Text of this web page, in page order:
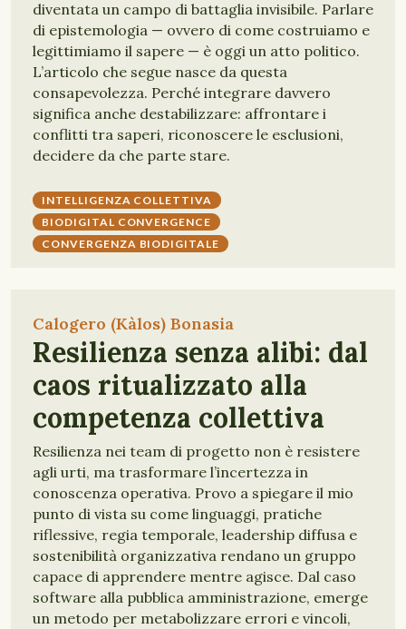
diventata un campo di battaglia invisibile. Parlare
di epistemologia — ovvero di come costruiamo e
legittimiamo il sapere — è oggi un atto politico.
L’articolo che segue nasce da questa
consapevolezza. Perché integrare davvero
significa anche destabilizzare: affrontare i
conflitti tra saperi, riconoscere le esclusioni,
decidere da che parte stare.
INTELLIGENZA COLLETTIVA
BIODIGITAL CONVERGENCE
CONVERGENZA BIODIGITALE
Calogero (Kàlos) Bonasia
Resilienza senza alibi: dal
caos ritualizzato alla
competenza collettiva
Resilienza nei team di progetto non è resistere
agli urti, ma trasformare l’incertezza in
conoscenza operativa. Provo a spiegare il mio
punto di vista su come linguaggi, pratiche
riflessive, regia temporale, leadership diffusa e
sostenibilità organizzativa rendano un gruppo
capace di apprendere mentre agisce. Dal caso
software alla pubblica amministrazione, emerge
un metodo per metabolizzare errori e vincoli,